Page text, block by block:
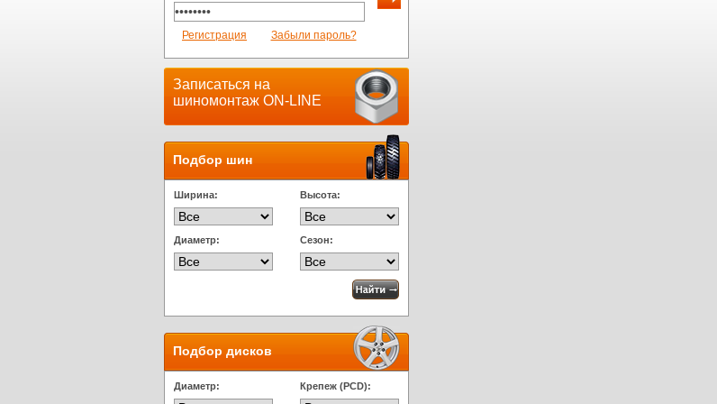
Регистрация Забыли пароль?
Записаться на
шиномонтаж ON-LINE
Подбор шин
Ширина: Высота:
Диаметр: Сезон:
Подбор дисков
Диаметр: Крепеж (PCD):